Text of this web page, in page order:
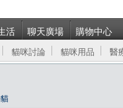
活 聊天廣場 購物中心
貓咪討論 貓咪用品 醫